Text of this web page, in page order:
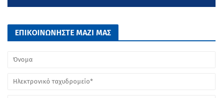
ΕΠΙΚΟΙΝΩΝΗΣΤΕ ΜΑΖΙ ΜΑΣ